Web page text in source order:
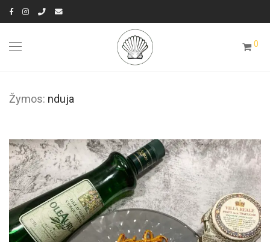
0
Žymos: nduja